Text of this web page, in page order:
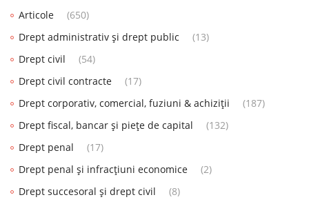
Articole
(650)
Drept administrativ și drept public
(13)
Drept civil
(54)
Drept civil contracte
(17)
Drept corporativ, comercial, fuziuni & achiziții
(187)
Drept fiscal, bancar și piețe de capital
(132)
Drept penal
(17)
Drept penal și infracțiuni economice
(2)
Drept succesoral și drept civil
(8)